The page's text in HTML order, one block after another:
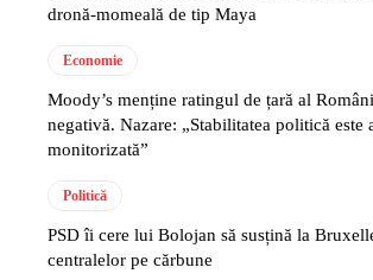
dronă-momeală de tip Maya
Economie
Moody’s menține ratingul de țară al
negativă. Nazare: „Stabilitatea politică este
monitorizată”
Politică
PSD îi cere lui Bolojan să susțină la
centralelor pe cărbune